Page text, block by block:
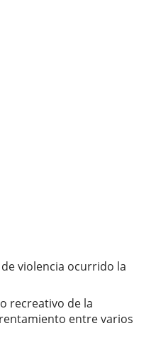
violencia ocurrido la
recreativo de la
entre varios